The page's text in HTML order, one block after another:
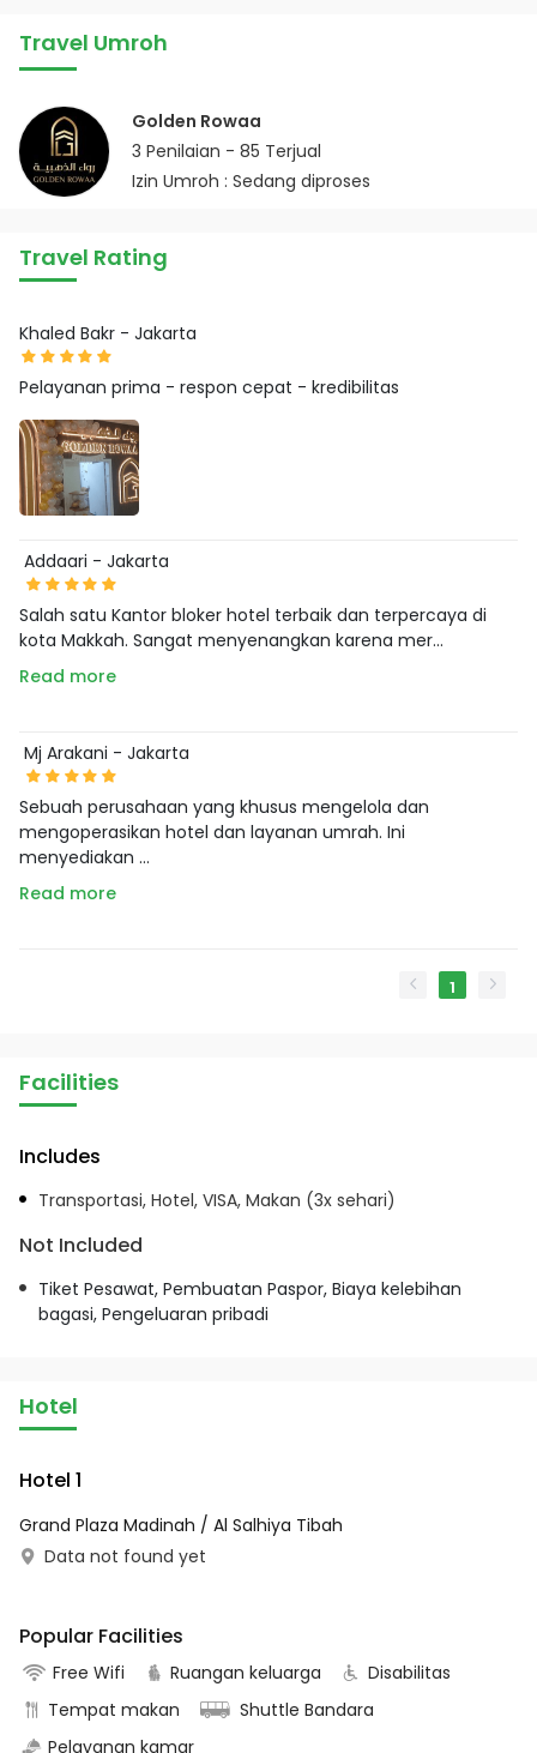
Travel Umroh
Golden Rowaa
3 Penilaian - 85 Terjual
Izin Umroh : Sedang diproses
Travel Rating
Khaled Bakr - Jakarta
Pelayanan prima - respon cepat - kredibilitas
Addaari - Jakarta
Salah satu Kantor bloker hotel terbaik dan terpercaya di
kota Makkah. Sangat menyenangkan karena mer...
Read more
Mj Arakani - Jakarta
Sebuah perusahaan yang khusus mengelola dan
mengoperasikan hotel dan layanan umrah. Ini
menyediakan ...
Read more
1
Facilities
Includes
Transportasi, Hotel, VISA, Makan (3x sehari)
Not Included
Tiket Pesawat, Pembuatan Paspor, Biaya kelebihan
bagasi, Pengeluaran pribadi
Hotel
Hotel 1
Grand Plaza Madinah / Al Salhiya Tibah
Data not found yet
Popular Facilities
Free Wifi Ruangan keluarga
Disabilitas
Tempat makan
Shuttle Bandara
Pelayanan kamar